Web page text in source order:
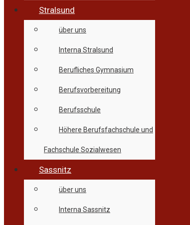
Stralsund
über uns
Interna Stralsund
Berufliches Gymnasium
Berufsvorbereitung
Berufsschule
Höhere Berufsfachschule und
Fachschule Sozialwesen
Sassnitz
über uns
Interna Sassnitz